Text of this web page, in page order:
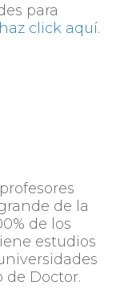
para
haz click aquí.
de la
de los
estudios
de Doctor.